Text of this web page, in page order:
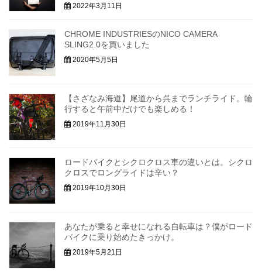
2022年3月11日
CHROME INDUSTRIESのNICO CAMERA
SLING2.0を買いました
2020年5月5日
【さざなみ海道】尾道から呉までランチライド。輪
行すると午前中だけでも楽しめる！
2019年11月30日
ロードバイクとシクロクロス車の違いとは。シクロ
クロスでロングライドは辛い？
2019年10月30日
あなたが乗ると幸せになれる自転車は？僕がロード
バイクに乗り始めたきっかけ。
2019年5月21日